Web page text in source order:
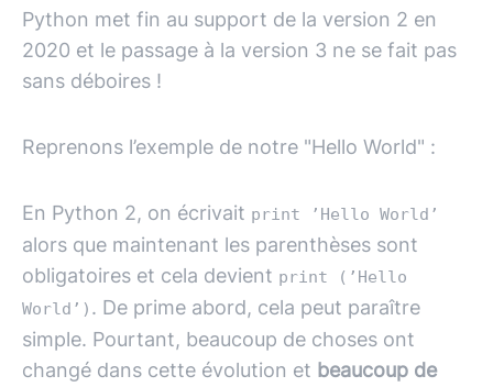
Python met fin au support de la version 2 en
2020 et le passage à la version 3 ne se fait pas
sans déboires !
Reprenons l’exemple de notre "Hello World" :
En Python 2, on écrivait print ’Hello World’
alors que maintenant les parenthèses sont
obligatoires et cela devient print (’Hello
World’) . De prime abord, cela peut paraître
simple. Pourtant, beaucoup de choses ont
changé dans cette évolution et beaucoup de